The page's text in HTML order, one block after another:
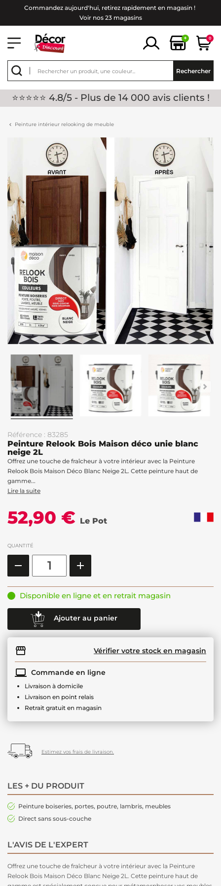
Commandez aujourd'hui, retirez rapidement en magasin !
Voir nos 23 magasins
+ 0
Rechercher
⭐⭐⭐⭐⭐ 4.8/5 - Plus de 14 000 avis clients !
Peinture intérieur relooking de meuble
Référence : 83285
Peinture Relook Bois Maison déco unie blanc
neige 2L
Offrez une touche de fraîcheur à votre intérieur avec la Peinture
Relook Bois Maison Déco Blanc Neige 2L. Cette peinture haut de
gamme...
Lire la suite
52,90 € Le Pot
QUANTITÉ
Disponible en ligne et en retrait magasin
Ajouter au panier
Vérifier votre stock en magasin
Commande en ligne
Livraison à domicile
Livraison en point relais
Retrait gratuit en magasin
Estimez vos frais de livraison.
LES + DU PRODUIT
Peinture boiseries, portes, poutre, lambris, meubles
Direct sans sous-couche
L'AVIS DE L'EXPERT
Offrez une touche de fraîcheur à votre intérieur avec la Peinture
Relook Bois Maison Déco Blanc Neige 2L. Cette peinture haut de